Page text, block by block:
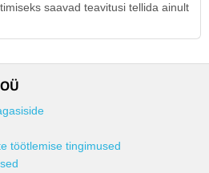
saavad teavitusi tellida ainult
töötlemise tingimused